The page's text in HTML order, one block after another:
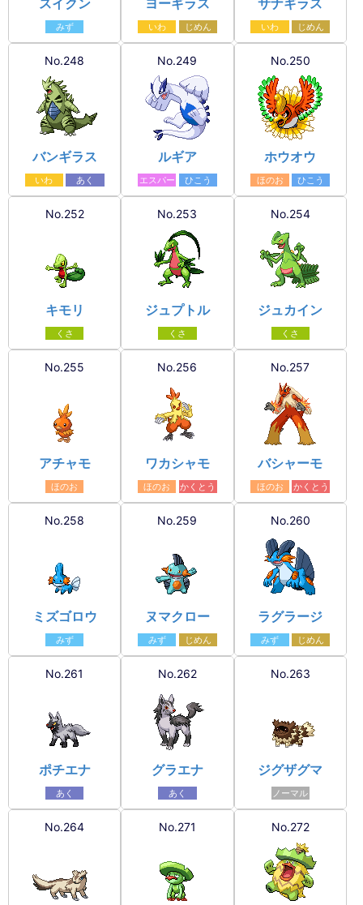
みず いわ じめん いわ じめん
No.248
バンギラス
いわ あく
No.249
ルギア
エスパー ひこう
No.250
ホウオウ
ほのお ひこう
No.252
キモリ
くさ
No.253
ジュプトル
くさ
No.254
ジュカイン
くさ
No.255
アチャモ
ほのお
No.256
ワカシャモ
ほのお かくとう
No.257
バシャーモ
ほのお かくとう
No.258
ミズゴロウ
みず
No.259
ヌマクロー
みず じめん
No.260
ラグラージ
みず じめん
No.261
ポチエナ
あく
No.262
グラエナ
あく
No.263
ジグザグマ
ノーマル
No.264 No.271 No.272